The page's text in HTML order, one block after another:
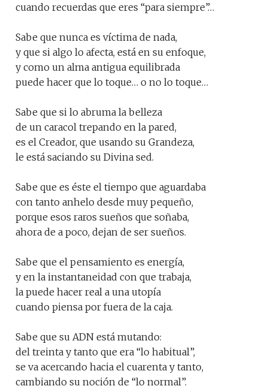
cuando recuerdas que eres “para siempre”…
Sabe que nunca es víctima de nada,
y que si algo lo afecta, está en su enfoque,
y como un alma antigua equilibrada
puede hacer que lo toque… o no lo toque…
Sabe que si lo abruma la belleza
de un caracol trepando en la pared,
es el Creador, que usando su Grandeza,
le está saciando su Divina sed.
Sabe que es éste el tiempo que aguardaba
con tanto anhelo desde muy pequeño,
porque esos raros sueños que soñaba,
ahora de a poco, dejan de ser sueños.
Sabe que el pensamiento es energía,
y en la instantaneidad con que trabaja,
la puede hacer real a una utopía
cuando piensa por fuera de la caja.
Sabe que su ADN está mutando:
del treinta y tanto que era “lo habitual”,
se va acercando hacia el cuarenta y tanto,
cambiando su noción de “lo normal”.